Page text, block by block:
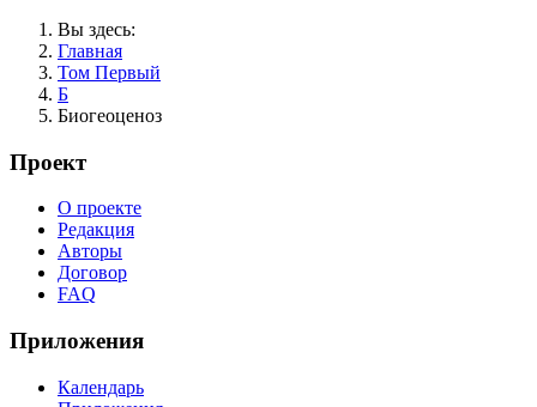
Вы здесь:
Главная
Том Первый
Б
Биогеоценоз
Проект
О проекте
Редакция
Авторы
Договор
FAQ
Приложения
Календарь